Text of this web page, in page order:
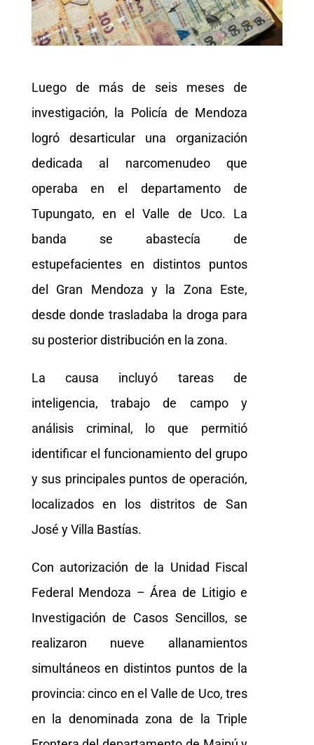
Luego de más de seis meses de
investigación, la Policía de Mendoza
logró desarticular una organización
dedicada al narcomenudeo que
operaba en el departamento de
Tupungato, en el Valle de Uco. La
banda se abastecía de
estupefacientes en distintos puntos
del Gran Mendoza y la Zona Este,
desde donde trasladaba la droga para
su posterior distribución en la zona.
La causa incluyó tareas de
inteligencia, trabajo de campo y
análisis criminal, lo que permitió
identificar el funcionamiento del grupo
y sus principales puntos de operación,
localizados en los distritos de San
José y Villa Bastías.
Con autorización de la Unidad Fiscal
Federal Mendoza – Área de Litigio e
Investigación de Casos Sencillos, se
realizaron nueve allanamientos
simultáneos en distintos puntos de la
provincia: cinco en el Valle de Uco, tres
en la denominada zona de la Triple